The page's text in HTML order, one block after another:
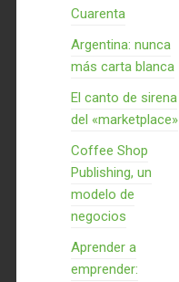
Cuarenta
Argentina: nunca
más carta blanca
El canto de sirena
del «marketplace»
Coffee Shop
Publishing, un
modelo de
negocios
Aprender a
emprender: